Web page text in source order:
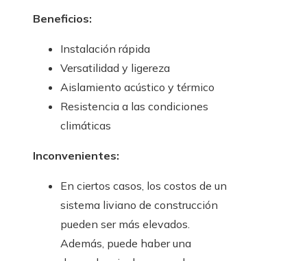
Beneficios:
Instalación rápida
Versatilidad y ligereza
Aislamiento acústico y térmico
Resistencia a las condiciones
climáticas
Inconvenientes:
En ciertos casos, los costos de un
sistema liviano de construcción
pueden ser más elevados.
Además, puede haber una